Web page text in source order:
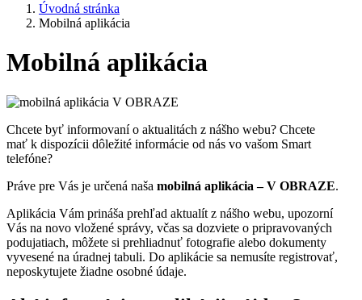
Úvodná stránka
Mobilná aplikácia
Mobilná aplikácia
Chcete byť informovaní o aktualitách z nášho webu? Chcete
mať k dispozícii dôležité informácie od nás vo vašom Smart
telefóne?
Práve pre Vás je určená naša mobilná aplikácia – V OBRAZE.
Aplikácia Vám prináša prehľad aktualít z nášho webu, upozorní
Vás na novo vložené správy, včas sa dozviete o pripravovaných
podujatiach, môžete si prehliadnuť fotografie alebo dokumenty
vyvesené na úradnej tabuli. Do aplikácie sa nemusíte registrovať,
neposkytujete žiadne osobné údaje.